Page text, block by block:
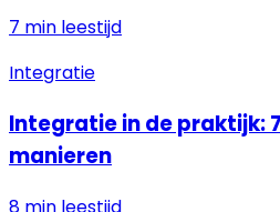
7 min leestijd
Integratie
Integratie in de praktijk:
manieren
8 min leestijd